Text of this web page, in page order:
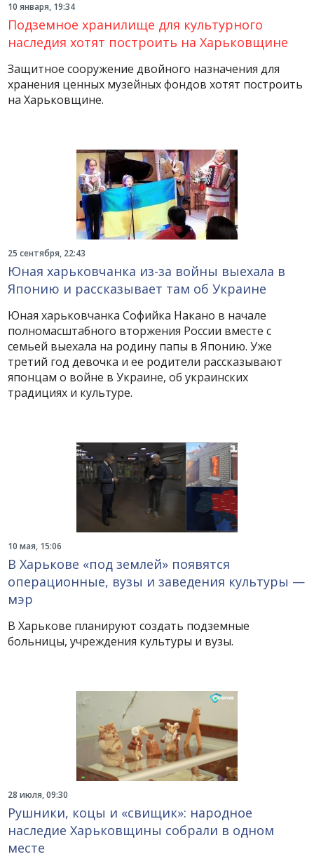
10 января, 19:34
Подземное хранилище для культурного
наследия хотят построить на Харьковщине
Защитное сооружение двойного назначения для
хранения ценных музейных фондов хотят построить
на Харьковщине.
25 сентября, 22:43
Юная харьковчанка из-за войны выехала в
Японию и рассказывает там об Украине
Юная харьковчанка Софийка Накано в начале
полномасштабного вторжения России вместе с
семьей выехала на родину папы в Японию. Уже
третий год девочка и ее родители рассказывают
японцам о войне в Украине, об украинских
традициях и культуре.
10 мая, 15:06
В Харькове «под землей» появятся
операционные, вузы и заведения культуры —
мэр
В Харькове планируют создать подземные
больницы, учреждения культуры и вузы.
28 июля, 09:30
Рушники, коцы и «свищик»: народное
наследие Харьковщины собрали в одном
месте